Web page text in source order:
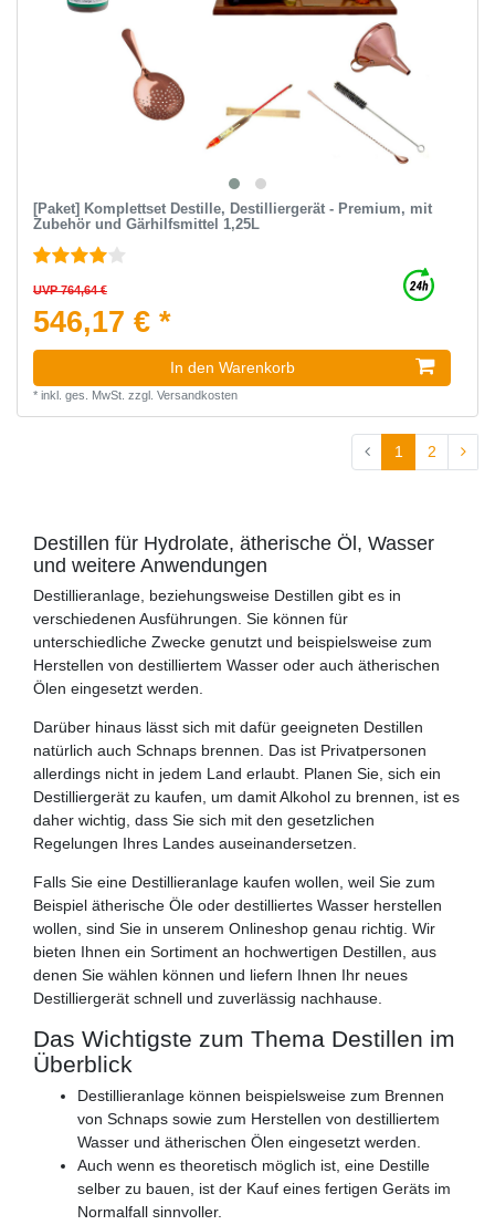
[Paket] Komplettset Destille, Destilliergerät - Premium, mit
Zubehör und Gärhilfsmittel 1,25L
UVP 764,64 €
546,17 € *
In den Warenkorb
* inkl. ges. MwSt. zzgl. Versandkosten
1 2
Destillen für Hydrolate, ätherische Öl, Wasser
und weitere Anwendungen
Destillieranlage, beziehungsweise Destillen gibt es in
verschiedenen Ausführungen. Sie können für
unterschiedliche Zwecke genutzt und beispielsweise zum
Herstellen von destilliertem Wasser oder auch ätherischen
Ölen eingesetzt werden.
Darüber hinaus lässt sich mit dafür geeigneten Destillen
natürlich auch Schnaps brennen. Das ist Privatpersonen
allerdings nicht in jedem Land erlaubt. Planen Sie, sich ein
Destilliergerät zu kaufen, um damit Alkohol zu brennen, ist es
daher wichtig, dass Sie sich mit den gesetzlichen
Regelungen Ihres Landes auseinandersetzen.
Falls Sie eine Destillieranlage kaufen wollen, weil Sie zum
Beispiel ätherische Öle oder destilliertes Wasser herstellen
wollen, sind Sie in unserem Onlineshop genau richtig. Wir
bieten Ihnen ein Sortiment an hochwertigen Destillen, aus
denen Sie wählen können und liefern Ihnen Ihr neues
Destilliergerät schnell und zuverlässig nachhause.
Das Wichtigste zum Thema Destillen im
Überblick
Destillieranlage können beispielsweise zum Brennen
von Schnaps sowie zum Herstellen von destilliertem
Wasser und ätherischen Ölen eingesetzt werden.
Auch wenn es theoretisch möglich ist, eine Destille
selber zu bauen, ist der Kauf eines fertigen Geräts im
Normalfall sinnvoller.